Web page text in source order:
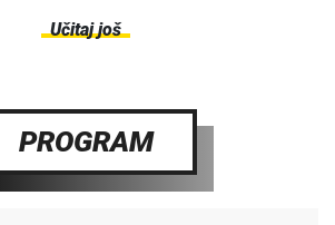
Učitaj još
PROGRAM